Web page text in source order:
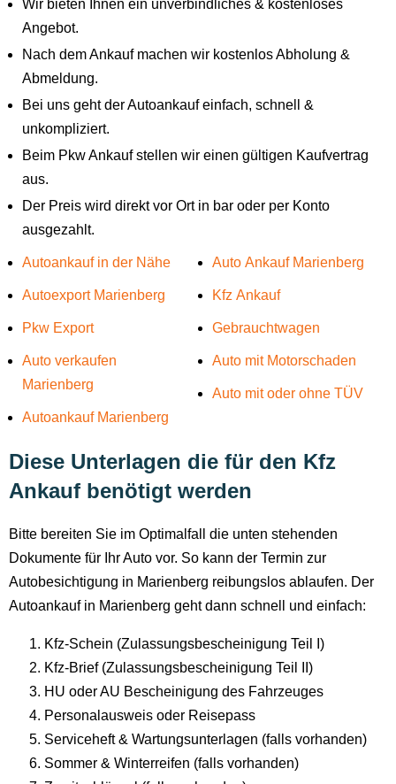
Wir bieten Ihnen ein unverbindliches & kostenloses
Angebot.
Nach dem Ankauf machen wir kostenlos Abholung &
Abmeldung.
Bei uns geht der Autoankauf einfach, schnell &
unkompliziert.
Beim Pkw Ankauf stellen wir einen gültigen Kaufvertrag
aus.
Der Preis wird direkt vor Ort in bar oder per Konto
ausgezahlt.
Autoankauf in der Nähe
Autoexport Marienberg
Pkw Export
Auto verkaufen
Marienberg
Autoankauf Marienberg
Auto Ankauf Marienberg
Kfz Ankauf
Gebrauchtwagen
Auto mit Motorschaden
Auto mit oder ohne TÜV
Diese Unterlagen die für den Kfz
Ankauf benötigt werden
Bitte bereiten Sie im Optimalfall die unten stehenden
Dokumente für Ihr Auto vor. So kann der Termin zur
Autobesichtigung in Marienberg reibungslos ablaufen. Der
Autoankauf in Marienberg geht dann schnell und einfach:
Kfz-Schein (Zulassungsbescheinigung Teil I)
Kfz-Brief (Zulassungsbescheinigung Teil II)
HU oder AU Bescheinigung des Fahrzeuges
Personalausweis oder Reisepass
Serviceheft & Wartungsunterlagen (falls vorhanden)
Sommer & Winterreifen (falls vorhanden)